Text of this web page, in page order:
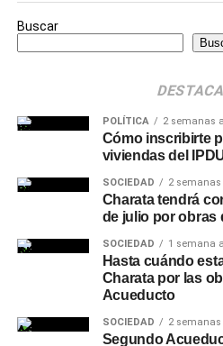
Buscar
POLÍTICA 2 semanas
Cómo inscribirte
viviendas del
SOCIEDAD 2 semanas
Charata tendrá
de julio por obras
SOCIEDAD 1 semana
Hasta cuándo
Charata por las
Acueducto
SOCIEDAD 2 semanas
Segundo